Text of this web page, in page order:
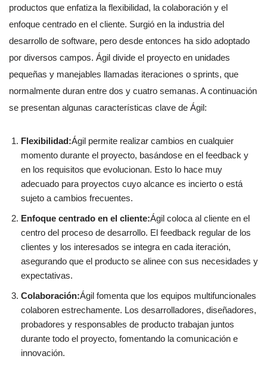
productos que enfatiza la flexibilidad, la colaboración y el
enfoque centrado en el cliente. Surgió en la industria del
desarrollo de software, pero desde entonces ha sido adoptado
por diversos campos. Ágil divide el proyecto en unidades
pequeñas y manejables llamadas iteraciones o sprints, que
normalmente duran entre dos y cuatro semanas. A continuación
se presentan algunas características clave de Ágil:
Flexibilidad:Ágil permite realizar cambios en cualquier
momento durante el proyecto, basándose en el feedback y
en los requisitos que evolucionan. Esto lo hace muy
adecuado para proyectos cuyo alcance es incierto o está
sujeto a cambios frecuentes.
Enfoque centrado en el cliente:Ágil coloca al cliente en el
centro del proceso de desarrollo. El feedback regular de los
clientes y los interesados se integra en cada iteración,
asegurando que el producto se alinee con sus necesidades y
expectativas.
Colaboración:Ágil fomenta que los equipos multifuncionales
colaboren estrechamente. Los desarrolladores, diseñadores,
probadores y responsables de producto trabajan juntos
durante todo el proyecto, fomentando la comunicación e
innovación.